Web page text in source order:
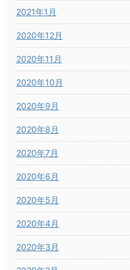
2021年1月
2020年12月
2020年11月
2020年10月
2020年9月
2020年8月
2020年7月
2020年6月
2020年5月
2020年4月
2020年3月